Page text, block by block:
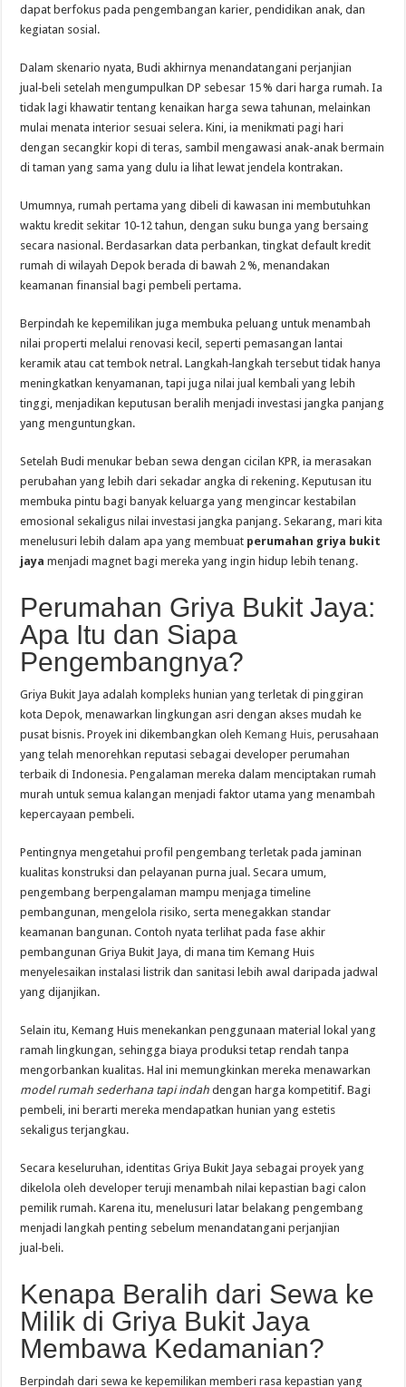
dapat berfokus pada pengembangan karier, pendidikan anak, dan
kegiatan sosial.
Dalam skenario nyata, Budi akhirnya menandatangani perjanjian
jual‑beli setelah mengumpulkan DP sebesar 15 % dari harga rumah. Ia
tidak lagi khawatir tentang kenaikan harga sewa tahunan, melainkan
mulai menata interior sesuai selera. Kini, ia menikmati pagi hari
dengan secangkir kopi di teras, sambil mengawasi anak-anak bermain
di taman yang sama yang dulu ia lihat lewat jendela kontrakan.
Umumnya, rumah pertama yang dibeli di kawasan ini membutuhkan
waktu kredit sekitar 10‑12 tahun, dengan suku bunga yang bersaing
secara nasional. Berdasarkan data perbankan, tingkat default kredit
rumah di wilayah Depok berada di bawah 2 %, menandakan
keamanan finansial bagi pembeli pertama.
Berpindah ke kepemilikan juga membuka peluang untuk menambah
nilai properti melalui renovasi kecil, seperti pemasangan lantai
keramik atau cat tembok netral. Langkah‑langkah tersebut tidak hanya
meningkatkan kenyamanan, tapi juga nilai jual kembali yang lebih
tinggi, menjadikan keputusan beralih menjadi investasi jangka panjang
yang menguntungkan.
Setelah Budi menukar beban sewa dengan cicilan KPR, ia merasakan
perubahan yang lebih dari sekadar angka di rekening. Keputusan itu
membuka pintu bagi banyak keluarga yang mengincar kestabilan
emosional sekaligus nilai investasi jangka panjang. Sekarang, mari kita
menelusuri lebih dalam apa yang membuat perumahan griya bukit
jaya menjadi magnet bagi mereka yang ingin hidup lebih tenang.
Perumahan Griya Bukit Jaya:
Apa Itu dan Siapa
Pengembangnya?
Griya Bukit Jaya adalah kompleks hunian yang terletak di pinggiran
kota Depok, menawarkan lingkungan asri dengan akses mudah ke
pusat bisnis. Proyek ini dikembangkan olehKemang Huis , perusahaan
yang telah menorehkan reputasi sebagai developer perumahan
terbaik di Indonesia. Pengalaman mereka dalam menciptakan rumah
murah untuk semua kalangan menjadi faktor utama yang menambah
kepercayaan pembeli.
Pentingnya mengetahui profil pengembang terletak pada jaminan
kualitas konstruksi dan pelayanan purna jual. Secara umum,
pengembang berpengalaman mampu menjaga timeline
pembangunan, mengelola risiko, serta menegakkan standar
keamanan bangunan. Contoh nyata terlihat pada fase akhir
pembangunan Griya Bukit Jaya, di mana tim Kemang Huis
menyelesaikan instalasi listrik dan sanitasi lebih awal daripada jadwal
yang dijanjikan.
Selain itu, Kemang Huis menekankan penggunaan material lokal yang
ramah lingkungan, sehingga biaya produksi tetap rendah tanpa
mengorbankan kualitas. Hal ini memungkinkan mereka menawarkan
model rumah sederhana tapi indah dengan harga kompetitif. Bagi
pembeli, ini berarti mereka mendapatkan hunian yang estetis
sekaligus terjangkau.
Secara keseluruhan, identitas Griya Bukit Jaya sebagai proyek yang
dikelola oleh developer teruji menambah nilai kepastian bagi calon
pemilik rumah. Karena itu, menelusuri latar belakang pengembang
menjadi langkah penting sebelum menandatangani perjanjian
jual‑beli.
Kenapa Beralih dari Sewa ke
Milik di Griya Bukit Jaya
Membawa Kedamanian?
Berpindah dari sewa ke kepemilikan memberi rasa kepastian yang